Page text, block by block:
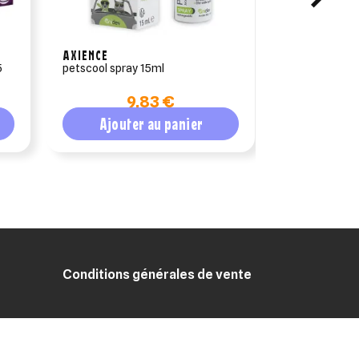
AXIENCE
petscool spray 15ml
9,83 €
Ajouter au panier
Conditions générales de vente